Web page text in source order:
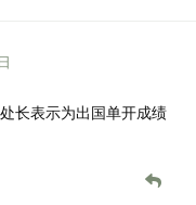
长表示为出国单开成绩